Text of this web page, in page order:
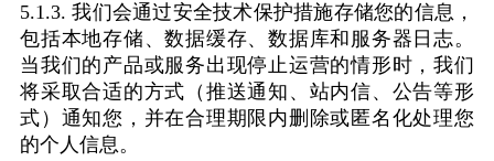
5.1.3.我们会通过安全技术保护措施存储您的信息，
包括本地存储、数据缓存、数据库和服务器日志。
当我们的产品或服务出现停止运营的情形时，我们
将采取合适的方式（推送通知、站内信、公告等形
式）通知您，并在合理期限内删除或匿名化处理您
的个人信息。